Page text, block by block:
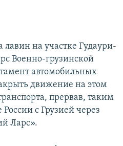
лавин на участке Гудаури-
Военно-грузинской
автомобильных
движение на этом
прервав, таким
с Грузией через
Ларс».